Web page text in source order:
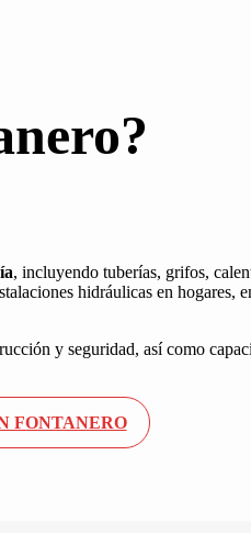
?
, incluyendo tuberías, grifos,
hidráulicas en hogares,
y seguridad, así como
FONTANERO